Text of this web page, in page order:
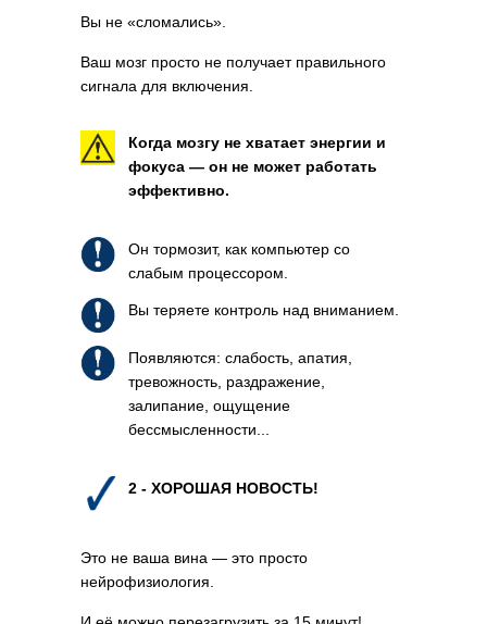
Вы не «сломались».
Ваш мозг просто не получает правильного
сигнала для включения.
Когда мозгу не хватает энергии и
фокуса — он не может работать
эффективно.
Он тормозит, как компьютер со
слабым процессором.
Вы теряете контроль над вниманием.
Появляются: слабость, апатия,
тревожность, раздражение,
залипание, ощущение
бессмысленности...
2 - ХОРОШАЯ НОВОСТЬ!
Это не ваша вина — это просто
нейрофизиология.